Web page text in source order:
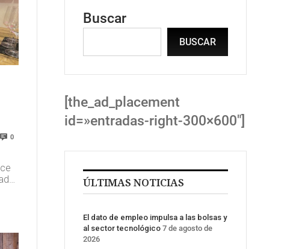
0
Buscar
BUSCAR
[the_ad_placement
id=»entradas-right-300×600″]
ÚLTIMAS NOTICIAS
El dato de empleo impulsa a las bolsas y
al sector tecnológico 7 de agosto de
2026